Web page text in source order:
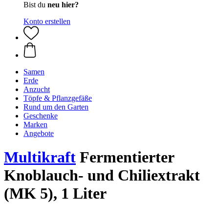
Bist du neu hier?
Konto erstellen
Samen
Erde
Anzucht
Töpfe & Pflanzgefäße
Rund um den Garten
Geschenke
Marken
Angebote
Multikraft Fermentierter
Knoblauch- und Chiliextrakt
(MK 5), 1 Liter